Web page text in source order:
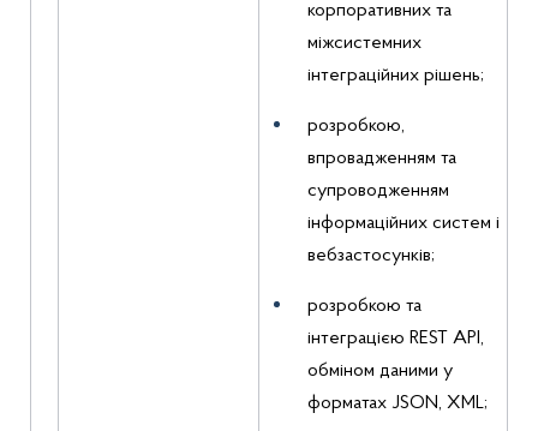
корпоративних та
міжсистемних
інтеграційних рішень;
розробкою,
впровадженням та
супроводженням
інформаційних систем і
вебзастосунків;
розробкою та
інтеграцією REST API,
обміном даними у
форматах JSON, XML;